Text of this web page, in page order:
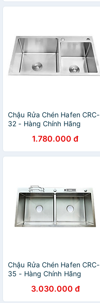
Chậu Rửa Chén Hafen CRC-
32 - Hàng Chính Hãng
1.780.000 đ
Chậu Rửa Chén Hafen CRC-
35 - Hàng Chính Hãng
3.030.000 đ